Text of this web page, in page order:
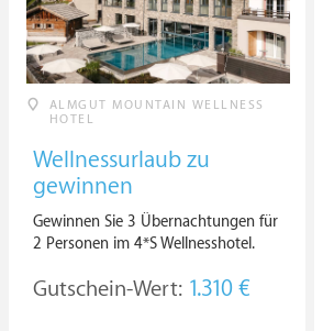
ALMGUT MOUNTAIN WELLNESS
HOTEL
Wellnessurlaub zu
gewinnen
Gewinnen Sie 3 Übernachtungen für
2 Personen im 4*S Wellnesshotel.
Gutschein-Wert: 1.310 €